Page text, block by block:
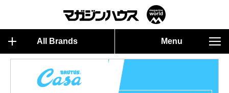
All Brands Menu